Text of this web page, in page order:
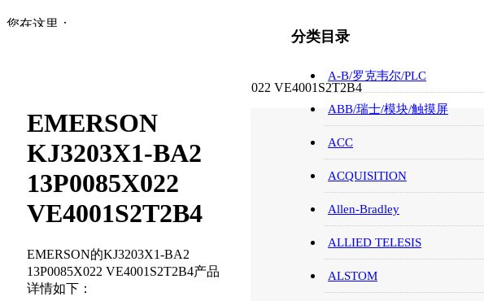
您在这里：
EMERSON KJ3203X1-BA2 13P0085X022 VE4001S2T2B4
EMERSON
KJ3203X1-BA2
13P0085X022
VE4001S2T2B4
EMERSON的KJ3203X1-BA2
13P0085X022 VE4001S2T2B4产品
详情如下：
分类目录
A-B/罗克韦尔/PLC
ABB/瑞士/模块/触摸屏
ACC
ACQUISITION
Allen-Bradley
ALLIED TELESIS
ALSTOM